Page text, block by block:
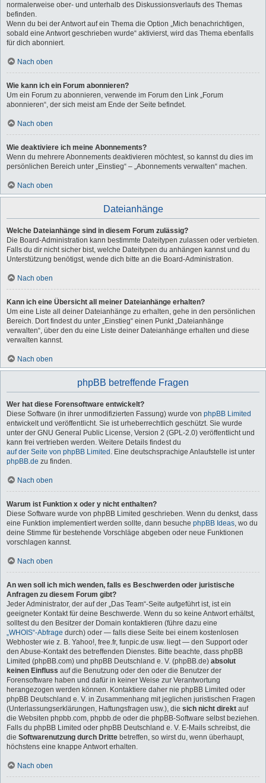
normalerweise ober- und unterhalb des Diskussionsverlaufs des Themas
befinden.
Wenn du bei der Antwort auf ein Thema die Option „Mich benachrichtigen,
sobald eine Antwort geschrieben wurde“ aktivierst, wird das Thema ebenfalls
für dich abonniert.
Nach oben
Wie kann ich ein Forum abonnieren?
Um ein Forum zu abonnieren, verwende im Forum den Link „Forum
abonnieren“, der sich meist am Ende der Seite befindet.
Nach oben
Wie deaktiviere ich meine Abonnements?
Wenn du mehrere Abonnements deaktivieren möchtest, so kannst du dies im
persönlichen Bereich unter „Einstieg“ – „Abonnements verwalten“ machen.
Nach oben
Dateianhänge
Welche Dateianhänge sind in diesem Forum zulässig?
Die Board-Administration kann bestimmte Dateitypen zulassen oder verbieten.
Falls du dir nicht sicher bist, welche Dateitypen du anhängen kannst und du
Unterstützung benötigst, wende dich bitte an die Board-Administration.
Nach oben
Kann ich eine Übersicht all meiner Dateianhänge erhalten?
Um eine Liste all deiner Dateianhänge zu erhalten, gehe in den persönlichen
Bereich. Dort findest du unter „Einstieg“ einen Punkt „Dateianhänge
verwalten“, über den du eine Liste deiner Dateianhänge erhalten und diese
verwalten kannst.
Nach oben
phpBB betreffende Fragen
Wer hat diese Forensoftware entwickelt?
Diese Software (in ihrer unmodifizierten Fassung) wurde von phpBB Limited
entwickelt und veröffentlicht. Sie ist urheberrechtlich geschützt. Sie wurde
unter der GNU General Public License, Version 2 (GPL-2.0) veröffentlicht und
kann frei vertrieben werden. Weitere Details findest du
auf der Seite von phpBB Limited . Eine deutschsprachige Anlaufstelle ist unter
phpBB.de zu finden.
Nach oben
Warum ist Funktion x oder y nicht enthalten?
Diese Software wurde von phpBB Limited geschrieben. Wenn du denkst, dass
eine Funktion implementiert werden sollte, dann besuche phpBB Ideas, wo du
deine Stimme für bestehende Vorschläge abgeben oder neue Funktionen
vorschlagen kannst.
Nach oben
An wen soll ich mich wenden, falls es Beschwerden oder juristische
Anfragen zu diesem Forum gibt?
Jeder Administrator, der auf der „Das Team“-Seite aufgeführt ist, ist ein
geeigneter Kontakt für deine Beschwerde. Wenn du so keine Antwort erhältst,
solltest du den Besitzer der Domain kontaktieren (führe dazu eine
„WHOIS“-Abfrage durch) oder — falls diese Seite bei einem kostenlosen
Webhoster wie z. B. Yahoo!, free.fr, funpic.de usw. liegt — den Support oder
den Abuse-Kontakt des betreffenden Dienstes. Bitte beachte, dass phpBB
Limited (phpBB.com) und phpBB Deutschland e. V. (phpBB.de) absolut
keinen Einfluss auf die Benutzung oder den oder die Benutzer der
Forensoftware haben und dafür in keiner Weise zur Verantwortung
herangezogen werden können. Kontaktiere daher nie phpBB Limited oder
phpBB Deutschland e. V. in Zusammenhang mit jeglichen juristischen Fragen
(Unterlassungserklärungen, Haftungsfragen usw.), die sich nicht direkt auf
die Websiten phpbb.com, phpbb.de oder die phpBB-Software selbst beziehen.
Falls du phpBB Limited oder phpBB Deutschland e. V. E-Mails schreibst, die
die Softwarenutzung durch Dritte betreffen, so wirst du, wenn überhaupt,
höchstens eine knappe Antwort erhalten.
Nach oben